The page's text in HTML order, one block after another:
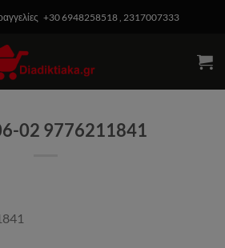
+30 6948258518 , 2317007333
02 9776211841